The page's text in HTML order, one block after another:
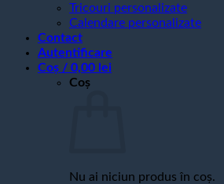
Tricouri personalizate
Calendare personalizate
Contact
Autentificare
Coș / 0,00 lei
Coș
Nu ai niciun produs în coș.